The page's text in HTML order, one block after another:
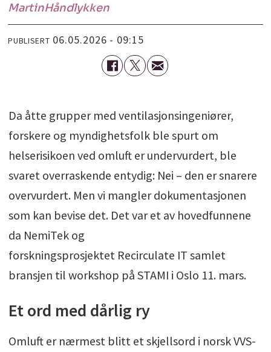
MartinHåndlykken
PUBLISERT 06.05.2026 - 09:15
Da åtte grupper med ventilasjonsingeniører,
forskere og myndighetsfolk ble spurt om
helserisikoen ved omluft er undervurdert, ble
svaret overraskende entydig: Nei – den er snarere
overvurdert. Men vi mangler dokumentasjonen
som kan bevise det. Det var et av hovedfunnene
da NemiTek og
forskningsprosjektet Recirculate IT samlet
bransjen til workshop på STAMI i Oslo 11. mars.
Et ord med dårlig ry
Omluft er nærmest blitt et skjellsord i norsk VVS-